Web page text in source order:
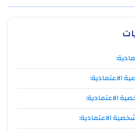
الاعتمادية:
الاعتمادية:
الاعتمادية: